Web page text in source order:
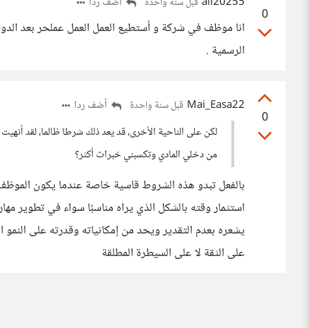
0
انا موظف في شركة و أستطيع العمل العمل عملحر بعد
الرسمية .
0
Mai_Easa22 قبل سنة واحدة
أضف ردا
لكن على الناحية الأخرى، قد يعد ذلك شرطا ظالما، لقد
من دخلي المادي وتكسبني خبرات أكثر؟
بالفعل تبدو هذه الشروط قاسية خاصة عندما يكون
استثمار وقته بالشكل الذي يراه مناسبًا سواء في تطوير
يشعره بعدم التقدير ويحد من إمكانياته وقدرته على
على الثقة لا على السيطرة المطلقة